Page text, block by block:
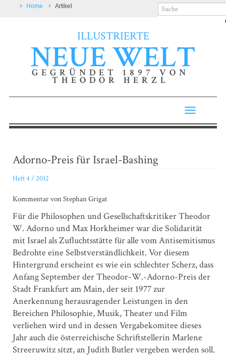
Home Artikel
ILLUSTRIERTE
NEUE WELT
GEGRÜNDET 1897 VON
THEODOR HERZL
Toggle
Adorno-Preis für Israel-Bashing
Heft 4 / 2012
Kommentar von Stephan Grigat
Für die Philosophen und Gesellschaftskritiker Theodor
W. Adorno und Max Horkheimer war die Solidarität
mit Israel als Zufluchtsstätte für alle vom Antisemitismus
Bedrohte eine Selbstverständlichkeit. Vor diesem
Hintergrund erscheint es wie ein schlechter Scherz, dass
Anfang September der Theodor-W.-Adorno-Preis der
Stadt Frankfurt am Main, der seit 1977 zur
Anerkennung herausragender Leistungen in den
Bereichen Philosophie, Musik, Theater und Film
verliehen wird und in dessen Vergabekomitee dieses
Jahr auch die österreichische Schriftstellerin Marlene
Streeruwitz sitzt, an Judith Butler vergeben werden soll.